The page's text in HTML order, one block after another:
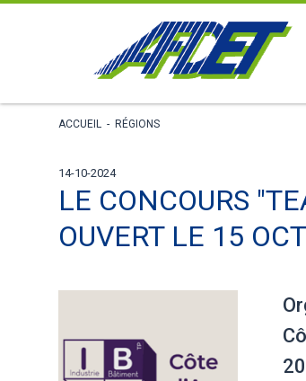
ACCUEIL- RÉGIONS
14-10-2024
LE CONCOURS
OUVERT LE 15